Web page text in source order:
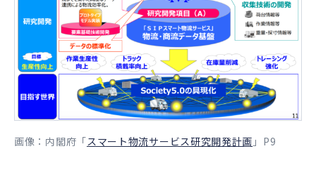
画像：内閣府「スマート物流サービス研究開発計画 」P9